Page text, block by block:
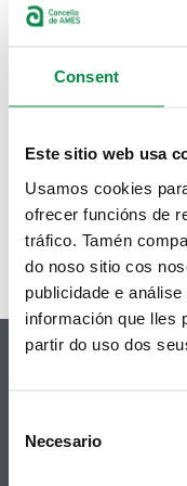
Consent
Este sitio web usa
Usamos cookies
ofrecer funcións de
tráfico. Tamén
do noso sitio cos
publicidade e
información que lles
partir do uso dos
Selection
Necesario
© Concello de Ames